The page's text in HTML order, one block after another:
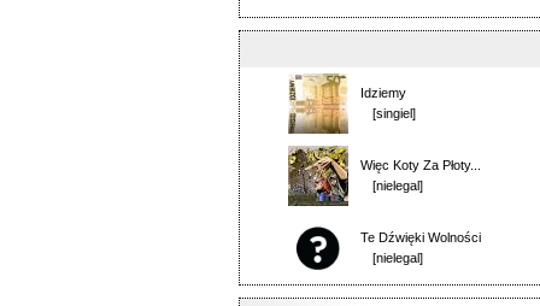
Idziemy
[singiel]
Więc Koty Za Płoty...
[nielegal]
Te Dźwięki Wolności
[nielegal]